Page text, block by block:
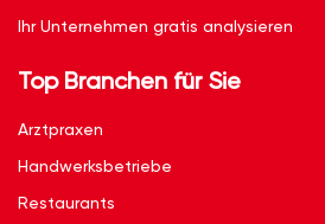
Ihr Unternehmen gratis analysieren
Top Branchen für Sie
Arztpraxen
Handwerksbetriebe
Restaurants